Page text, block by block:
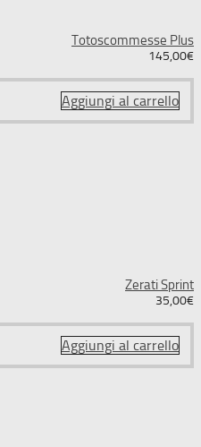
Totoscommesse Plus
145,00€
Aggiungi al carrello
Zerati Sprint
35,00€
Aggiungi al carrello